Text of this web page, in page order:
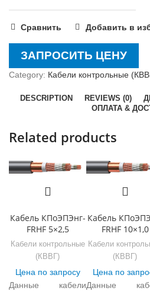
Сравнить Добавить в
ЗАПРОСИТЬ ЦЕНУ
Category: Кабели контрольные
DESCRIPTION REVIEWS (0)
ОПЛАТА &
Related products
Кабель КПоЭПЭнг-
FRHF 5×2,5
Кабели контрольные
(КВВГ)
Цена по запросу
Данные кабели
Кабель
FRHF 10×1,0
Кабели
(КВВГ)
Цена по
Данные